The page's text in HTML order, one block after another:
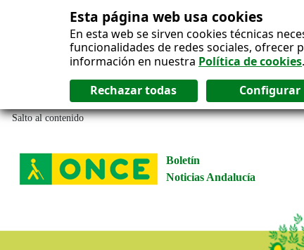
Esta página web usa cookies
En esta web se sirven cookies técnicas
funcionalidades de redes sociales, ofrecer
información en nuestra Política de cookies.
Salto al contenido
Boletín
Noticias Andalucía